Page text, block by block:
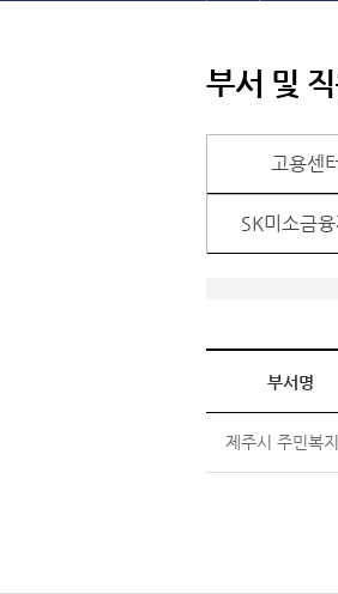
부서 및
고용센터
SK미소금
부서명
제주시 주민복